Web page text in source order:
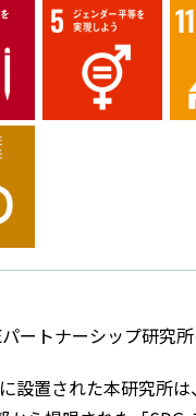
パートナーシップ研究
設置された本研究所は